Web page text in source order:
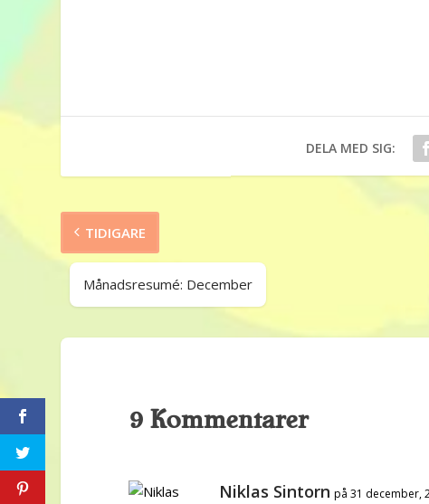
DELA MED SIG:
TIDIGARE
Månadsresumé: December
9 Kommentarer
Niklas Sintorn på 31 december,